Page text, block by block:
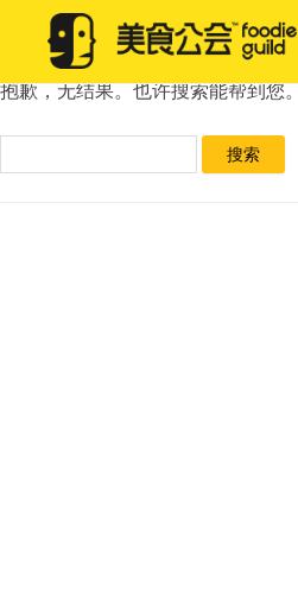
未找到
抱歉，无结果。也许搜索能帮到您
索：